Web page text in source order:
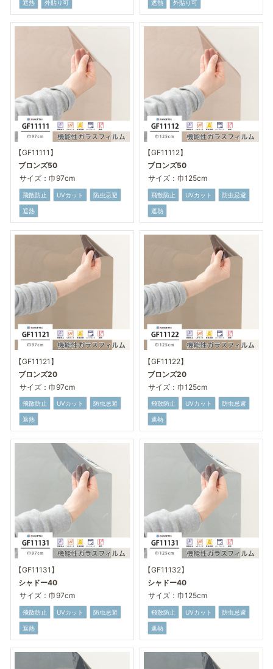
遮熱 外貼り可 遮熱 外貼り可
【GF11111】
ブロンズ50
サイズ：巾97cm
飛散防止 UVカット 防虫忌避
遮熱
【GF11112】
ブロンズ50
サイズ：巾125cm
飛散防止 UVカット 防虫忌避
遮熱
【GF11121】
ブロンズ20
サイズ：巾97cm
飛散防止 UVカット 防虫忌避
遮熱
【GF11122】
ブロンズ20
サイズ：巾125cm
飛散防止 UVカット 防虫忌避
遮熱
【GF11131】
シャドー40
サイズ：巾97cm
飛散防止 UVカット 防虫忌避
遮熱
【GF11132】
シャドー40
サイズ：巾125cm
飛散防止 UVカット 防虫忌避
遮熱